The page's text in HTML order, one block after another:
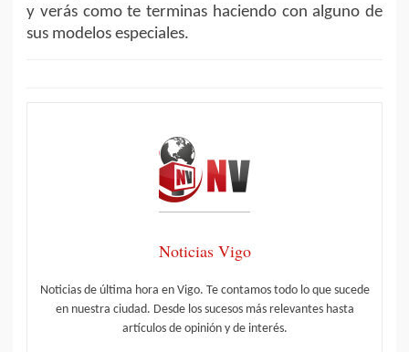
y verás como te terminas haciendo con alguno de
sus modelos especiales.
Noticias Vigo
Noticias de última hora en Vigo. Te contamos todo lo que sucede
en nuestra ciudad. Desde los sucesos más relevantes hasta
artículos de opinión y de interés.